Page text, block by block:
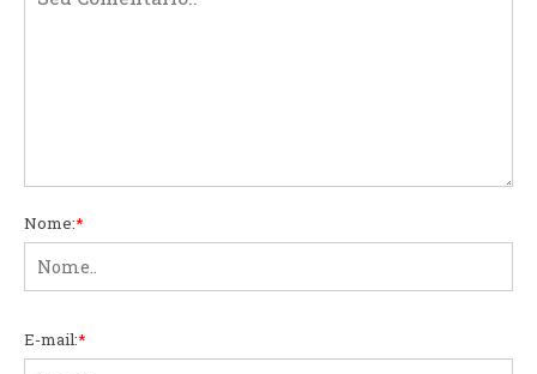
Nome:*
E-mail:*